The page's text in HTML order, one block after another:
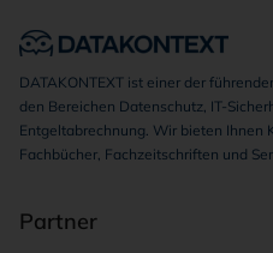
DATAKONTEXT ist einer der
den Bereichen Datenschutz, IT-
Entgeltabrechnung. Wir bieten Ihnen
Fachbücher, Fachzeitschriften und
Partner